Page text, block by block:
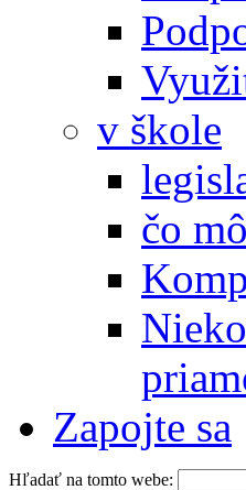
v škole
čo
Zapojte sa
Hľadať na tomto webe: